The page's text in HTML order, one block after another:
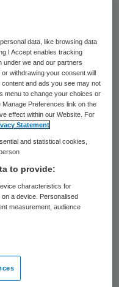
wachtlijsten
van eigen
Het
onder
is in
2.200, blijkt uit
en
“Dit
ziekenhuizen
van de
data, like browsing data
I Accept enables tracking
under we and our partners
withdrawing your consent will
and ads you see may not
menu to change your choices or
Preferences link on the
effect within our Website. For
Statement
and statistical cookies,
to provide:
characteristics for
a device. Personalised
measurement, audience